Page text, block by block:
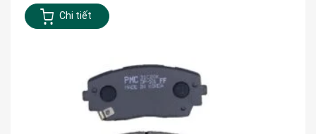
Chi tiết